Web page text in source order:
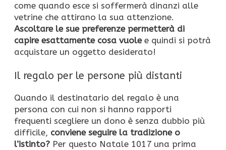
come quando esce si soffermerà dinanzi alle
vetrine che attirano la sua attenzione.
Ascoltare le sue preferenze permetterà di
capire esattamente cosa vuolee quindi si potrà
acquistare un oggetto desiderato!
Il regalo per le persone più distanti
Quando il destinatario del regalo è una
persona con cui non si hanno rapporti
frequenti scegliere un dono è senza dubbio più
difficile, conviene seguire la tradizione o
l’istinto? Per questo Natale 1017 una prima